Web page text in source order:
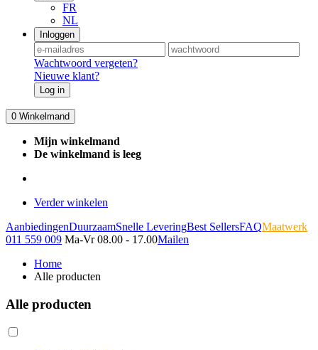
FR
NL
Inloggen
Wachtwoord vergeten?
Nieuwe klant?
Log in
0 Winkelmand
Mijn winkelmand
De winkelmand is leeg
Verder winkelen
AanbiedingenDuurzaamSnelle LeveringBest SellersFAQMaatwerk
011 559 009 Ma-Vr 08.00 - 17.00Mailen
Home
Alle producten
Alle producten